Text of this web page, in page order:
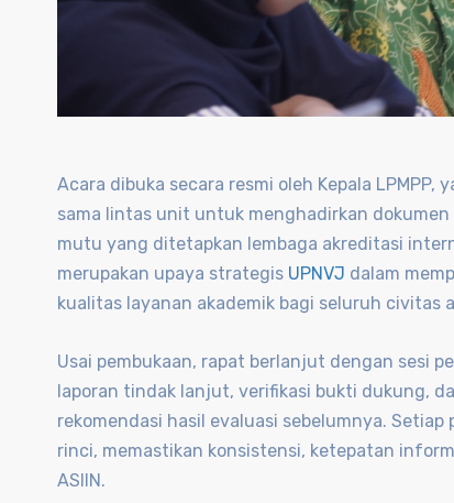
Acara dibuka secara resmi oleh Kepala
sama lintas unit untuk menghadirkan
mutu yang ditetapkan lembaga akreditasi
merupakan upaya strategis UPNVJ dalam
kualitas layanan akademik bagi seluruh civitas
Usai pembukaan, rapat berlanjut dengan sesi
laporan tindak lanjut, verifikasi bukti dukung,
rekomendasi hasil evaluasi sebelumnya.
rinci, memastikan konsistensi, ketepatan
ASIIN.